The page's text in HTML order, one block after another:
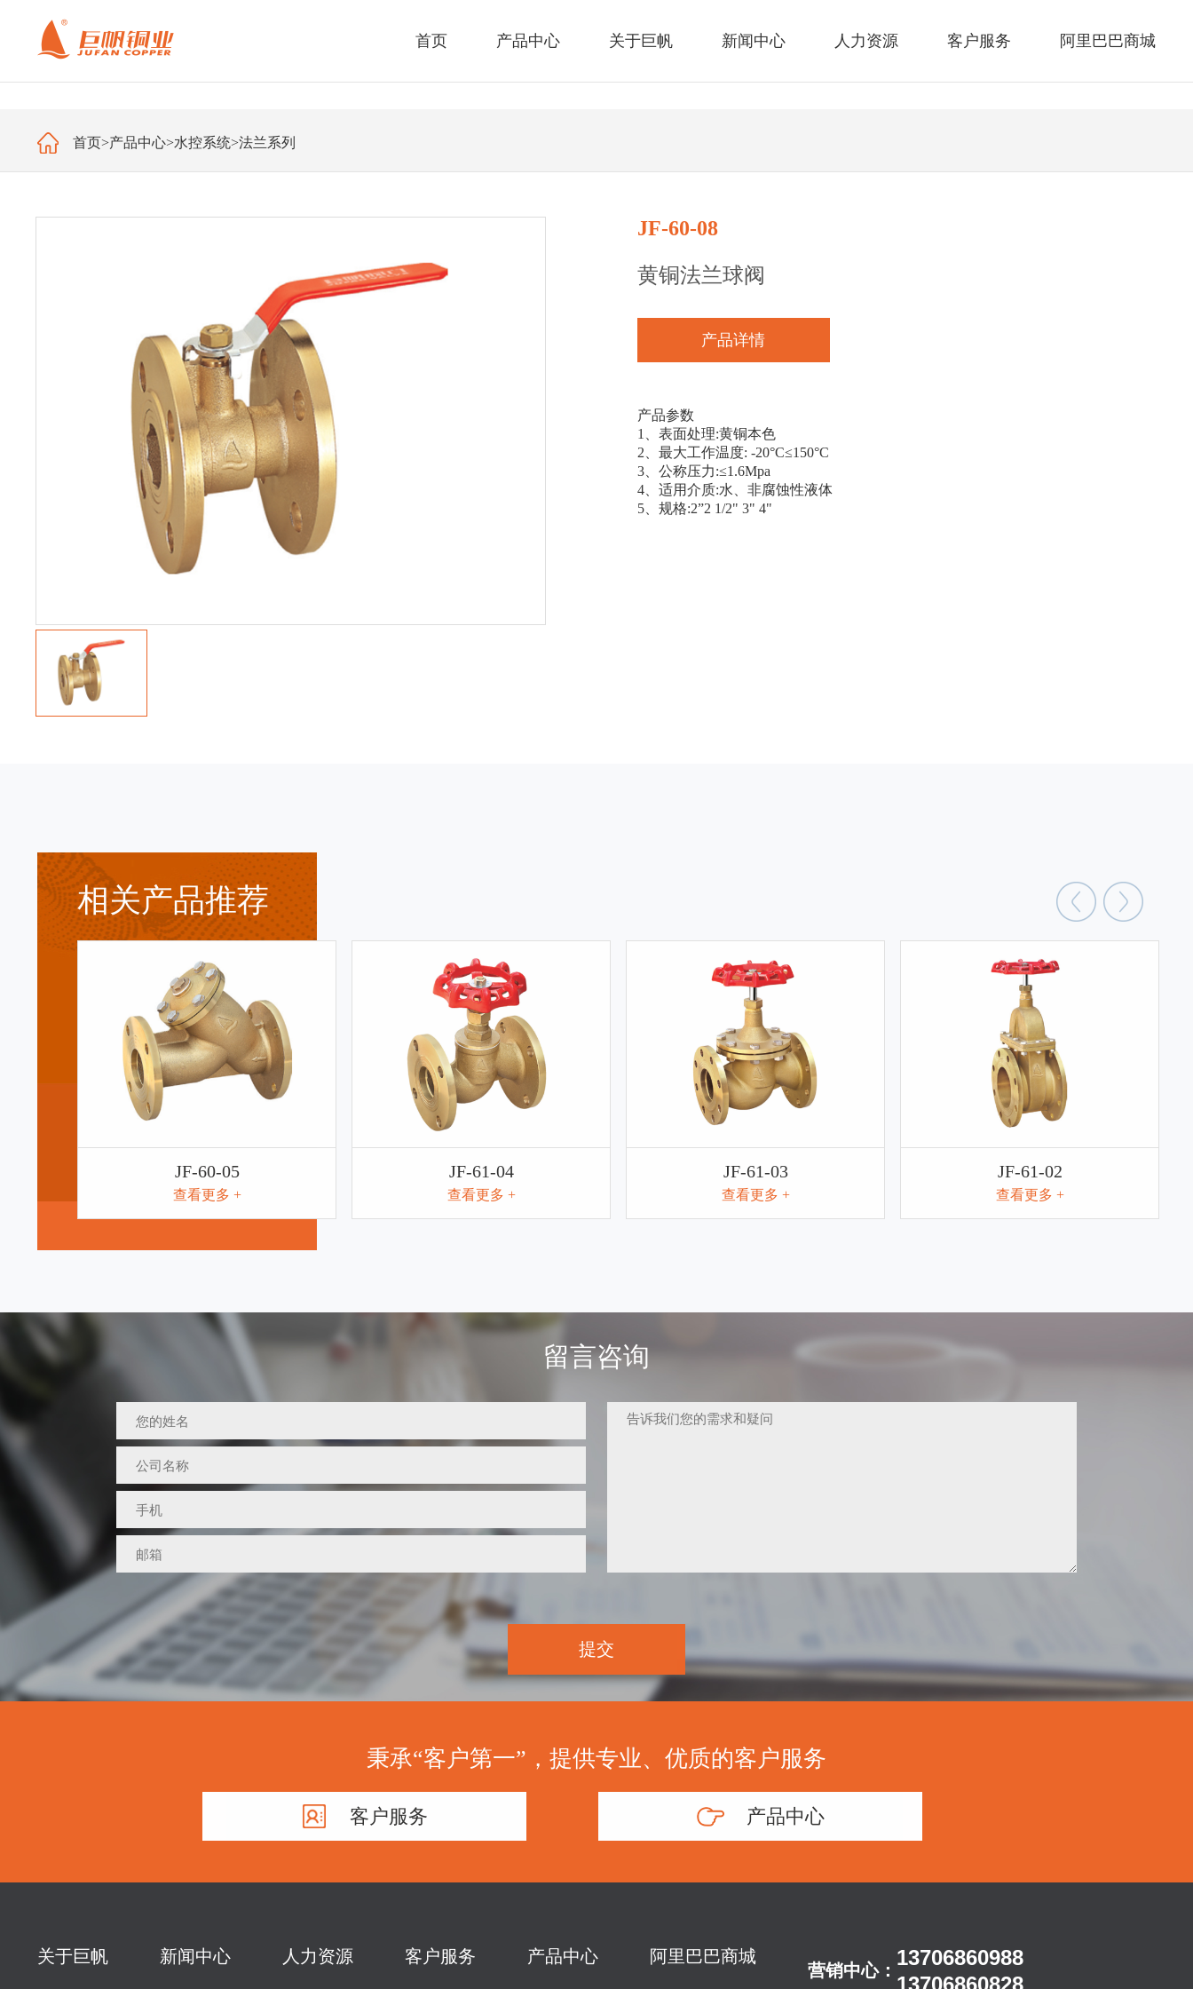
首页 产品中心 关于巨帆 新闻中心 人力资源 客户服务 阿里巴巴商城
首页>产品中心>水控系统>法兰系列
JF-60-08
黄铜法兰球阀
产品详情
产品参数
1、表面处理:黄铜本色
2、最大工作温度: -20°C≤150°C
3、公称压力:≤1.6Mpa
4、适用介质:水、非腐蚀性液体
5、规格:2”2 1/2" 3" 4"
相关产品推荐
JF-61-04
查看更多 +
JF-61-03
查看更多 +
JF-61-02
查看更多 +
JF-61-01
查看更多 +
留言咨询
提交
秉承“客户第一”，提供专业、优质的客户服务
客户服务 产品中心
关于巨帆 新闻中心 人力资源 客户服务 产品中心 阿里巴巴商城
营销中心：
13706860988
13706860828